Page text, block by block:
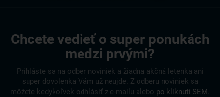
Chcete vedieť o super ponukách
medzi prvými?
Prihláste sa na odber noviniek a žiadna akčná letenka ani
super dovolenka Vám už neujde. Z odberu noviniek sa
môžete kedykoľvek odhlásiť z e-mailu alebo po kliknutí SEM.